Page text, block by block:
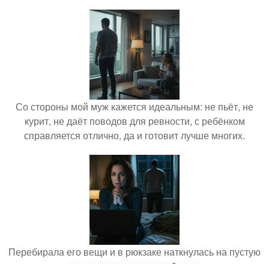
Со стороны мой муж кажется идеальным: не пьёт, не
курит, не даёт поводов для ревности, с ребёнком
справляется отлично, да и готовит лучше многих.
Перебирала его вещи и в рюкзаке наткнулась на пустую